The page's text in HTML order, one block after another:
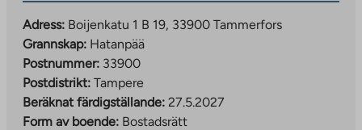
Adress: Boijenkatu 1 B 19, 33900 Tammerfors
Grannskap: Hatanpää
Postnummer: 33900
Postdistrikt: Tampere
Beräknat färdigställande: 27.5.2027
Form av boende: Bostadsrätt